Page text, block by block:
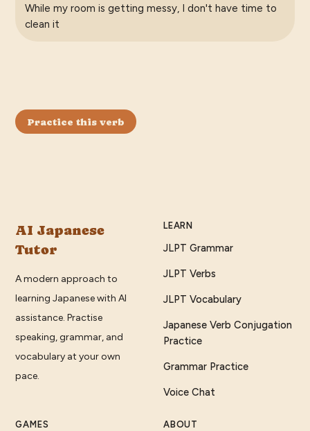
While my room is getting messy, I don't have time to
clean it
Practice this verb
AI Japanese
Tutor
A modern approach to
learning Japanese with AI
assistance. Practise
speaking, grammar, and
vocabulary at your own
pace.
LEARN
JLPT Grammar
JLPT Verbs
JLPT Vocabulary
Japanese Verb Conjugation
Practice
Grammar Practice
Voice Chat
GAMES ABOUT